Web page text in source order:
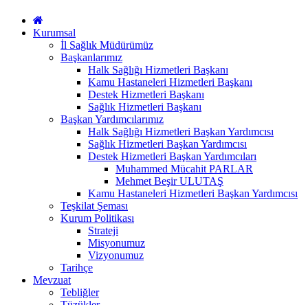
Kurumsal
İl Sağlık Müdürümüz
Başkanlarımız
Halk Sağlığı Hizmetleri Başkanı
Kamu Hastaneleri Hizmetleri Başkanı
Destek Hizmetleri Başkanı
Sağlık Hizmetleri Başkanı
Başkan Yardımcılarımız
Halk Sağlığı Hizmetleri Başkan Yardımcısı
Sağlık Hizmetleri Başkan Yardımcısı
Destek Hizmetleri Başkan Yardımcıları
Muhammed Mücahit PARLAR
Mehmet Beşir ULUTAŞ
Kamu Hastaneleri Hizmetleri Başkan Yardımcısı
Teşkilat Şeması
Kurum Politikası
Strateji
Misyonumuz
Vizyonumuz
Tarihçe
Mevzuat
Tebliğler